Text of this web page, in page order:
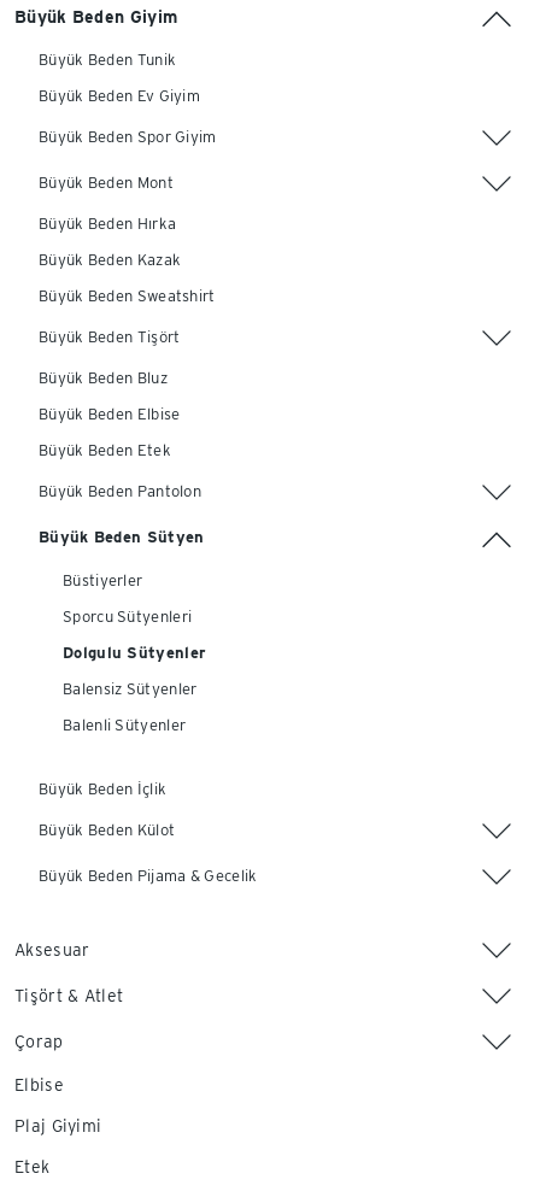
Büyük Beden Giyim
Büyük Beden Tunik
Büyük Beden Ev Giyim
Büyük Beden Spor Giyim
Büyük Beden Mont
Büyük Beden Hırka
Büyük Beden Kazak
Büyük Beden Sweatshirt
Büyük Beden Tişört
Büyük Beden Bluz
Büyük Beden Elbise
Büyük Beden Etek
Büyük Beden Pantolon
Büyük Beden Sütyen
Büstiyerler
Sporcu Sütyenleri
Dolgulu Sütyenler
Balensiz Sütyenler
Balenli Sütyenler
Büyük Beden İçlik
Büyük Beden Külot
Büyük Beden Pijama & Gecelik
Aksesuar
Tişört & Atlet
Çorap
Elbise
Plaj Giyimi
Etek